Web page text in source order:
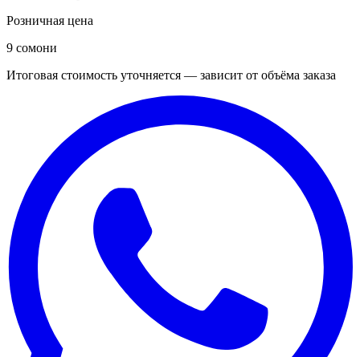
Розничная цена
9 сомони
Итоговая стоимость уточняется — зависит от объёма заказа